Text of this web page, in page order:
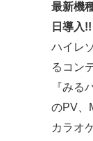
最新機
日導入!!
ハイレ
るコン
『みる
のPV、
カラオ